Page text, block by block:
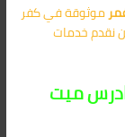
موثوقة في كفر
نقدم خدمات
ميت